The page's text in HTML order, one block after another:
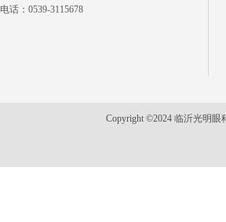
电话：0539-3115678
Copyright ©2024 临沂光明眼